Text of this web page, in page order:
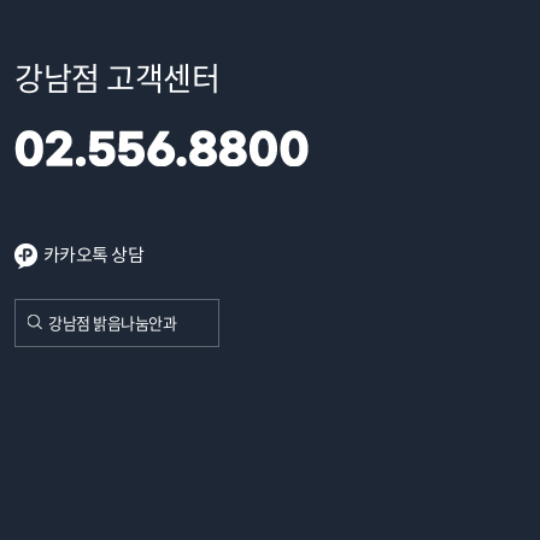
강남점 고객센터
카카오톡 상담
강남점 밝음나눔안과